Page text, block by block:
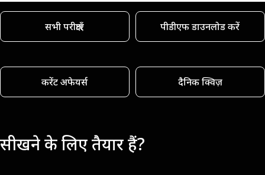
सभी परीक्षाएँ पीडीएफ डाउनलोड करें
करेंट अफेयर्स दैनिक क्विज़
सीखने के लिए तैयार हैं?